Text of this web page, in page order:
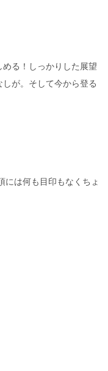
る！しっかりした展望
が。そして今から登る
は何も目印もなくちょ